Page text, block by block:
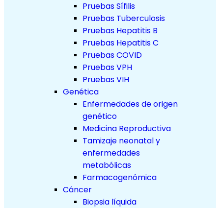
Pruebas Sífilis
Pruebas Tuberculosis
Pruebas Hepatitis B
Pruebas Hepatitis C
Pruebas COVID
Pruebas VPH
Pruebas VIH
Genética
Enfermedades de origen
genético
Medicina Reproductiva
Tamizaje neonatal y
enfermedades
metabólicas
Farmacogenómica
Cáncer
Biopsia líquida